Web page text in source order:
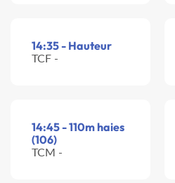
14:35 - Hauteur
TCF -
14:45 - 110m haies
(106)
TCM -